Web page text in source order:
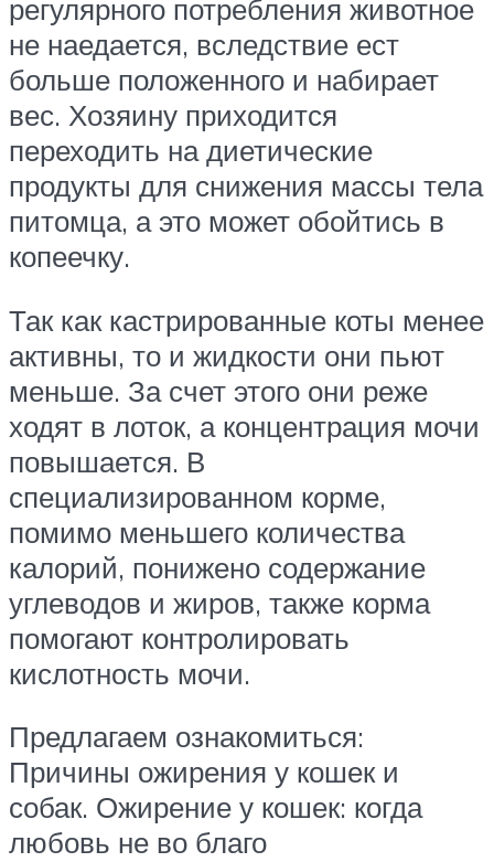
регулярного потребления животное
не наедается, вследствие ест
больше положенного и набирает
вес. Хозяину приходится
переходить на диетические
продукты для снижения массы тела
питомца, а это может обойтись в
копеечку.
Так как кастрированные коты менее
активны, то и жидкости они пьют
меньше. За счет этого они реже
ходят в лоток, а концентрация мочи
повышается. В
специализированном корме,
помимо меньшего количества
калорий, понижено содержание
углеводов и жиров, также корма
помогают контролировать
кислотность мочи.
Предлагаем ознакомиться:
Причины ожирения у кошек и
собак. Ожирение у кошек: когда
любовь не во благо